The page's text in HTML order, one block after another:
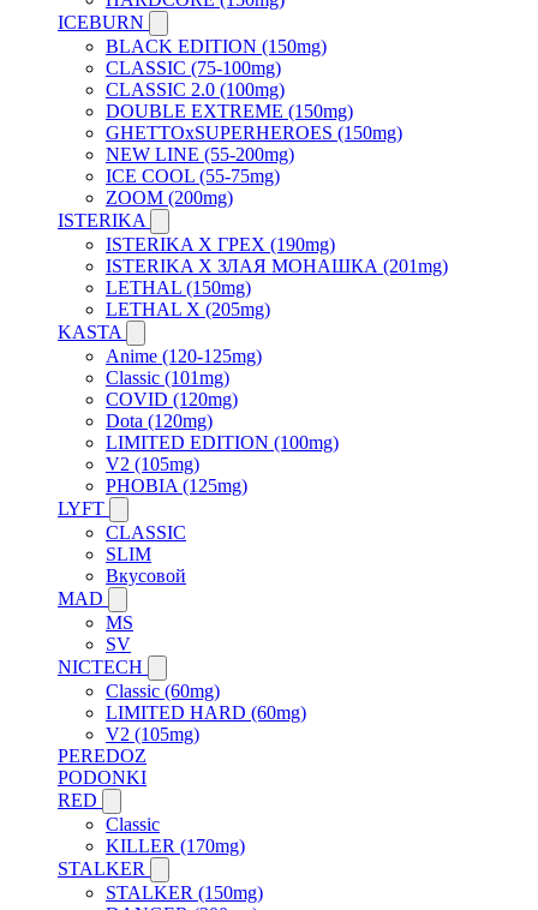
ICEBURN
BLACK EDITION (150mg)
CLASSIC (75-100mg)
CLASSIC 2.0 (100mg)
DOUBLE EXTREME (150mg)
GHETTOxSUPERHEROES (150mg)
NEW LINE (55-200mg)
ICE COOL (55-75mg)
ZOOM (200mg)
ISTERIKA
ISTERIKA X ГРЕХ (190mg)
ISTERIKA X ЗЛАЯ МОНАШКА (201mg)
LETHAL (150mg)
LETHAL X (205mg)
KASTA
Anime (120-125mg)
Classic (101mg)
COVID (120mg)
Dota (120mg)
LIMITED EDITION (100mg)
V2 (105mg)
PHOBIA (125mg)
LYFT
CLASSIC
SLIM
Вкусовой
MAD
MS
SV
NICTECH
Classic (60mg)
LIMITED HARD (60mg)
V2 (105mg)
PEREDOZ
PODONKI
RED
Classic
KILLER (170mg)
STALKER
STALKER (150mg)